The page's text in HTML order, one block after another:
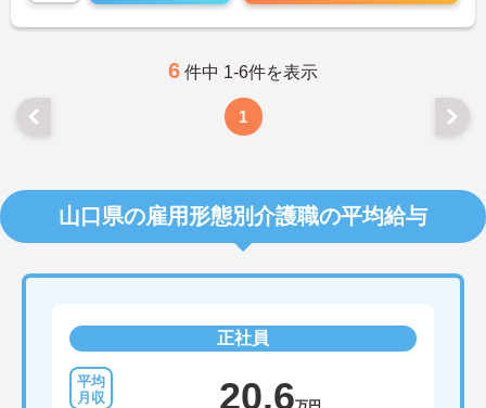
6 件中 1-6件を表示
1
山口県の雇用形態別介護職の平均給与
正社員
20.6